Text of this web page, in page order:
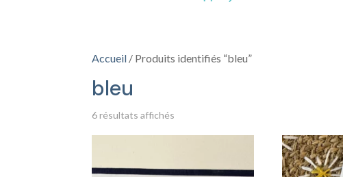
Accueil / Produits identifiés “bleu”
bleu
6 résultats affichés
du
récent